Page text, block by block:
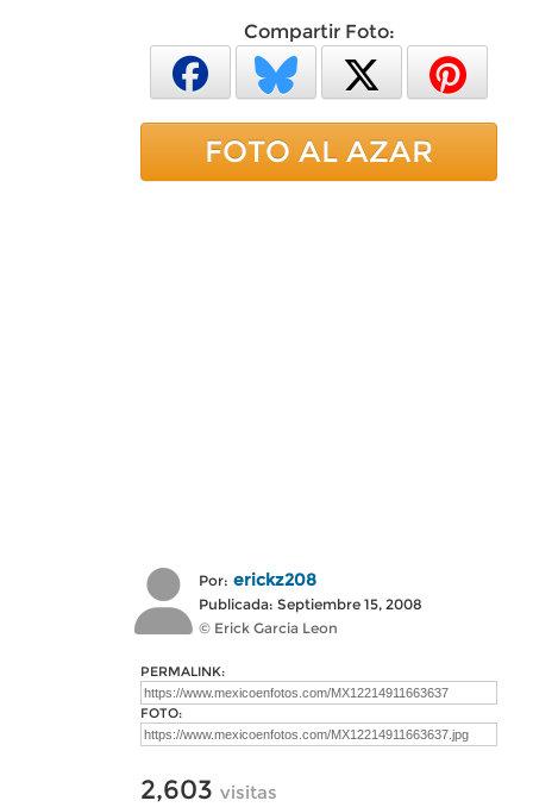
Compartir Foto:
FOTO AL AZAR
Por: erickz208
Publicada: Septiembre 15, 2008
© Erick Garcia Leon
PERMALINK:
FOTO:
2,603 visitas